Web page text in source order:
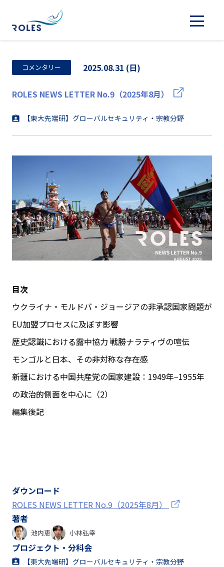
コメンタリー 2025.08.31 (日)
ROLES NEWS LETTER No.9（2025年8月）
【東大先端研】グローバルセキュリティ・宗教分野
目次
ウクライナ・モルドバ・ジョージアの非承認国家問題が
EU加盟プロセスに及ぼす影響
歴史認識における露中協力 戦勝ナラティヴの喧伝
モンゴルと日本、その非対称な存在感
新疆における中国共産党の国家建設：1949年−1955年
の政治的側面を中心に（2）
編集後記
ダウンロード
ROLES NEWS LETTER No.9（2025年8月）
著者
池内恵 小林弘幸
プロジェクト・分科会
【東大先端研】グローバルセキュリティ・宗教分野